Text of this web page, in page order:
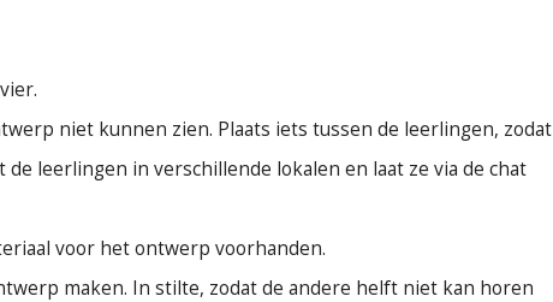
niet kunnen zien. Plaats iets tussen de leerlingen, zodat
leerlingen in verschillende lokalen en laat ze via de chat
voor het ontwerp voorhanden.
maken. In stilte, zodat de andere helft niet kan horen